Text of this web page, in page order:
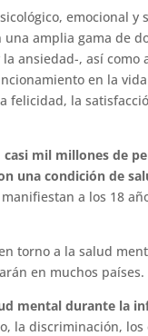
emocional y
amplia gama de
ansiedad-, así como
en la
felicidad, la
casi mil millones de
una condición de
a los 18
torno a la salud
en muchos países.
mental durante la
la discriminación, los